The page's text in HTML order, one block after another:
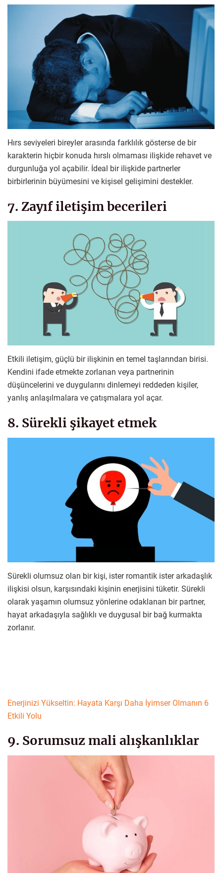
Hırs seviyeleri bireyler arasında farklılık gösterse de bir
karakterin hiçbir konuda hırslı olmaması ilişkide rehavet ve
durgunluğa yol açabilir. İdeal bir ilişkide partnerler
birbirlerinin büyümesini ve kişisel gelişimini destekler.
7. Zayıf iletişim becerileri
Etkili iletişim, güçlü bir ilişkinin en temel taşlarından birisi.
Kendini ifade etmekte zorlanan veya partnerinin
düşüncelerini ve duygularını dinlemeyi reddeden kişiler,
yanlış anlaşılmalara ve çatışmalara yol açar.
8. Sürekli şikayet etmek
Sürekli olumsuz olan bir kişi, ister romantik ister arkadaşlık
ilişkisi olsun, karşısındaki kişinin enerjisini tüketir. Sürekli
olarak yaşamın olumsuz yönlerine odaklanan bir partner,
hayat arkadaşıyla sağlıklı ve duygusal bir bağ kurmakta
zorlanır.
Enerjinizi Yükseltin: Hayata Karşı Daha İyimser Olmanın 6
Etkili Yolu
9. Sorumsuz mali alışkanlıklar